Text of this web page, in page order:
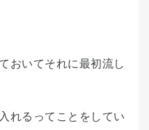
おいてそれに最初流し
れるってことをしてい